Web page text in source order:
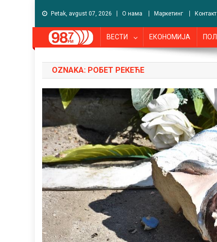
Petak, avgust 07, 2026 О нама Маркетинг Контакт
ВЕСТИ ЕКОНОМИЈА
OZNAKA: РОБЕТ РЕКЕЋЕ